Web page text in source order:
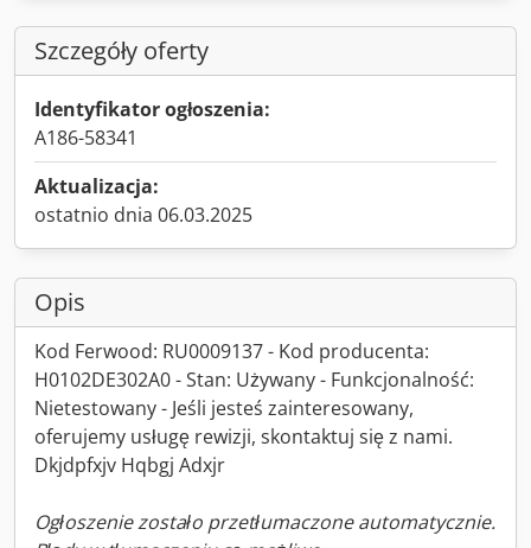
Szczegóły oferty
Identyfikator ogłoszenia:
A186-58341
Aktualizacja:
ostatnio dnia 06.03.2025
Opis
Kod Ferwood: RU0009137 - Kod producenta:
H0102DE302A0 - Stan: Używany - Funkcjonalność:
Nietestowany - Jeśli jesteś zainteresowany,
oferujemy usługę rewizji, skontaktuj się z nami.
Dkjdpfxjv Hqbgj Adxjr
Ogłoszenie zostało przetłumaczone automatycznie.